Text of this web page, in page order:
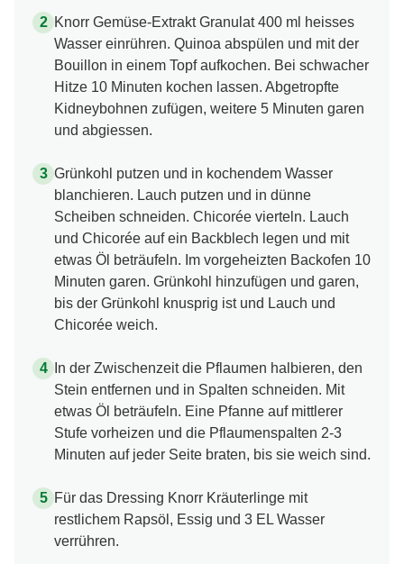
Knorr Gemüse-Extrakt Granulat 400 ml heisses
Wasser einrühren. Quinoa abspülen und mit der
Bouillon in einem Topf aufkochen. Bei schwacher
Hitze 10 Minuten kochen lassen. Abgetropfte
Kidneybohnen zufügen, weitere 5 Minuten garen
und abgiessen.
Grünkohl putzen und in kochendem Wasser
blanchieren. Lauch putzen und in dünne
Scheiben schneiden. Chicorée vierteln. Lauch
und Chicorée auf ein Backblech legen und mit
etwas Öl beträufeln. Im vorgeheizten Backofen 10
Minuten garen. Grünkohl hinzufügen und garen,
bis der Grünkohl knusprig ist und Lauch und
Chicorée weich.
In der Zwischenzeit die Pflaumen halbieren, den
Stein entfernen und in Spalten schneiden. Mit
etwas Öl beträufeln. Eine Pfanne auf mittlerer
Stufe vorheizen und die Pflaumenspalten 2-3
Minuten auf jeder Seite braten, bis sie weich sind.
Für das Dressing Knorr Kräuterlinge mit
restlichem Rapsöl, Essig und 3 EL Wasser
verrühren.